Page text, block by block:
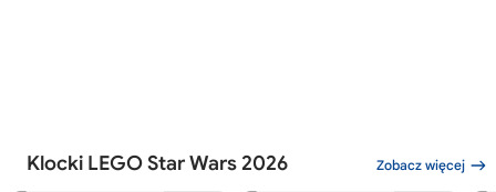
Klocki LEGO Star Wars 2026 Zobacz więcej